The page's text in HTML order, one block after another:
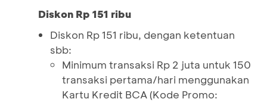
Diskon Rp 151 ribu
Diskon Rp 151 ribu, dengan ketentuan
sbb:
Minimum transaksi Rp 2 juta untuk 150
transaksi pertama/hari menggunakan
Kartu Kredit BCA (Kode Promo: